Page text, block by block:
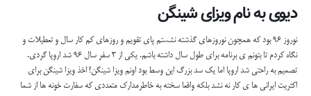
دیوی به نام ویزای شینگن
نوروز ٩٦ بود كه همچون نوروزهاى گذشته نشستم پاى تقويم و روزهاى كم كار سال و تعطيلات و
نگاه كردم تا بتونم ى برنامه براى طول سال داشته باشم. يكى از ٣ سفر سال ٩٦ شد اروپا گردى.
تصميم به راحتى شد اروپا اما يك سد بزرگ اين وسط بود اونم ويزا شينگن! اخذ ويزا شينگن براى
اكثريت ايرانى ها ى كار نه نشد بلكه واقعا سخته به خاطرمدارك متعددى كه سفارت خونه ها از شما